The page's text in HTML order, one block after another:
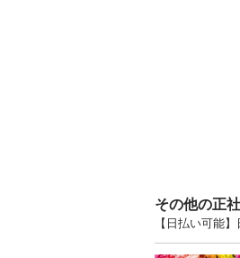
その他の正
【日払い可能